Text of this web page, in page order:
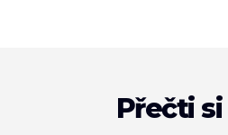
Přečti